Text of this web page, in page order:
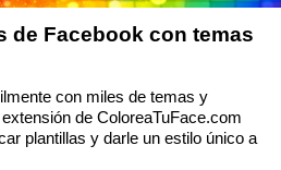
de Facebook con temas
con miles de temas y
de ColoreaTuFace.com
plantillas y darle un estilo único a